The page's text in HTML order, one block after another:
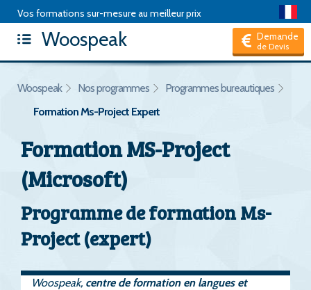
Vos formations sur-mesure au meilleur prix
Articles | Package de formation
|
Hors CPF, je suis un Particulier
Woospeak Demande
de Devis
Woospeak Nos programmes
Programmes bureautiques
Formation Ms-Project Expert
Formation MS-Project
(Microsoft)
Programme de formation Ms-
Project (expert)
Woospeak, centre de formation en langues et